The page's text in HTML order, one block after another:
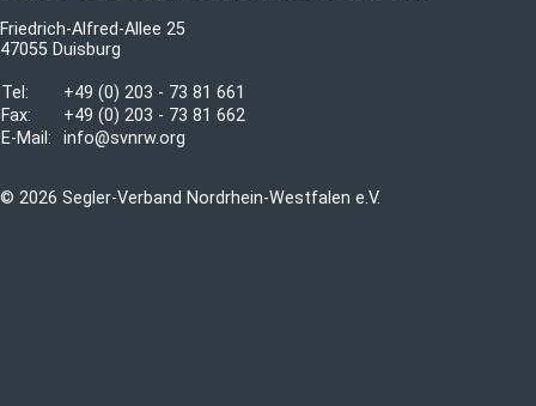
Friedrich-Alfred-Allee 25
47055 Duisburg
Tel:
+49 (0) 203 - 73 81 661
Fax:
+49 (0) 203 - 73 81 662
E-Mail:
info@svnrw.org
© 2026 Segler-Verband Nordrhein-Westfalen e.V.